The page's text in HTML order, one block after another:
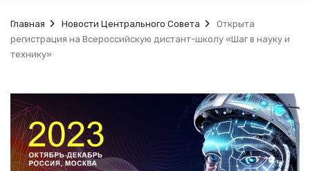
Главная Новости Центрального Совета
Открыта
регистрация на Всероссийскую дистант-школу «Шаг в науку и
технику»